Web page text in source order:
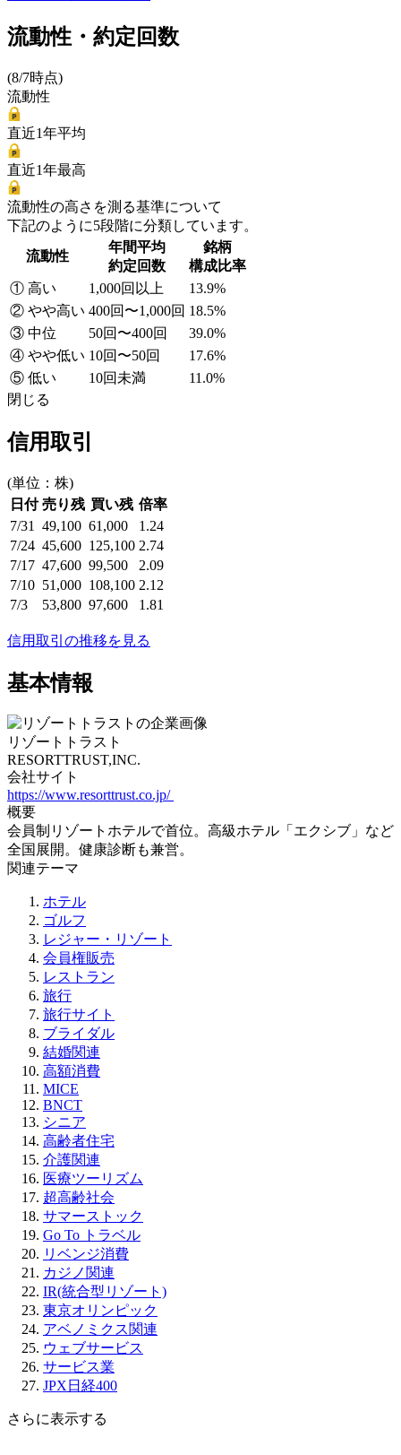
流動性・約定回数
(8/7時点)
流動性
直近1年平均
直近1年最高
流動性の高さを測る基準について
下記のように5段階に分類しています。
流動性
年間平均
約定回数
銘柄
構成比率
① 高い
1,000回以上
13.9%
② やや高い 400回〜1,000回 18.5%
③ 中位
50回〜400回
39.0%
④ やや低い 10回〜50回
17.6%
⑤ 低い
10回未満
11.0%
閉じる
信用取引
(単位：株)
日付 売り残 買い残 倍率
7/31
49,100 61,000
1.24
7/24 45,600 125,100 2.74
7/17 47,600 99,500
2.09
7/10 51,000 108,100 2.12
7/3
53,800 97,600 1.81
信用取引の推移を見る
基本情報
リゾートトラスト
RESORTTRUST,INC.
会社サイト
https://www.resorttrust.co.jp/
概要
会員制リゾートホテルで首位。高級ホテル「エクシブ」など
全国展開。健康診断も兼営。
関連テーマ
ホテル
ゴルフ
レジャー・リゾート
会員権販売
レストラン
旅行
旅行サイト
ブライダル
結婚関連
高額消費
MICE
BNCT
シニア
高齢者住宅
介護関連
医療ツーリズム
超高齢社会
サマーストック
Go To トラベル
リベンジ消費
カジノ関連
IR(統合型リゾート)
東京オリンピック
アベノミクス関連
ウェブサービス
サービス業
JPX日経400
さらに表示する